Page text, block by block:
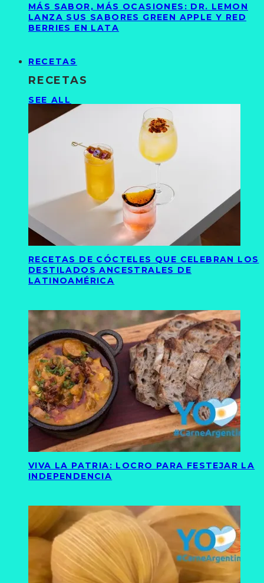
MÁS SABOR, MÁS OCASIONES: DR. LEMON
LANZA SUS SABORES GREEN APPLE Y RED
BERRIES EN LATA
RECETAS
RECETAS
SEE ALL
RECETAS DE CÓCTELES QUE CELEBRAN LOS
DESTILADOS ANCESTRALES DE
LATINOAMÉRICA
VIVA LA PATRIA: LOCRO PARA FESTEJAR LA
INDEPENDENCIA